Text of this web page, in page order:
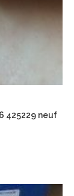
425229 neuf